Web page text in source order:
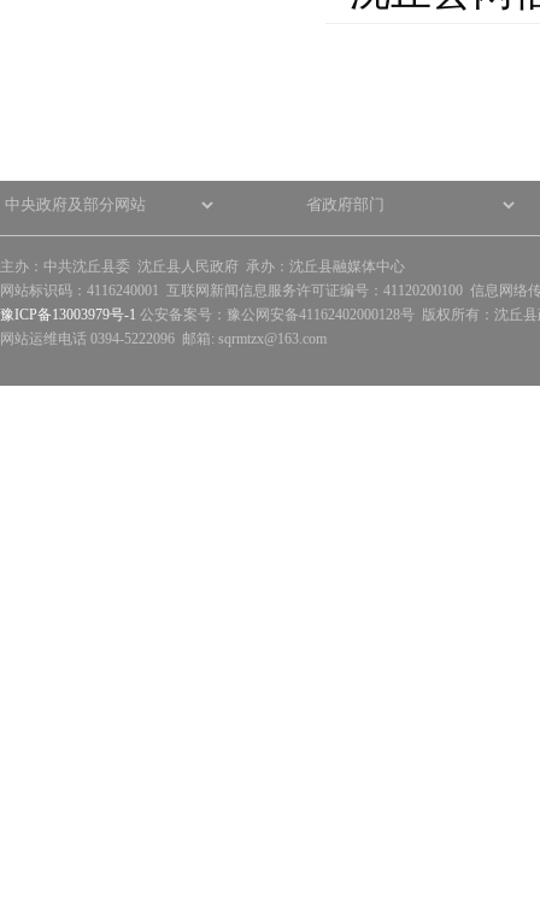
主办：中共沈丘县委 沈丘县人民政府 承办：沈丘县融媒体中心
网站标识码：4116240001 互联网新闻信息服务许可证编号：41120200100 信息网络
豫ICP备13003979号-1 公安备案号：豫公网安备41162402000128号 版权所有：沈丘
网站运维电话 0394-5222096 邮箱: sqrmtzx@163.com